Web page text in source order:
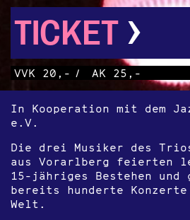
TICKET ›
VVK 20,- / AK 25,-
In Kooperation mit dem
e.V.
Die drei Musiker des Trios
aus Vorarlberg feierten
15-jähriges Bestehen und
bereits hunderte
Welt.